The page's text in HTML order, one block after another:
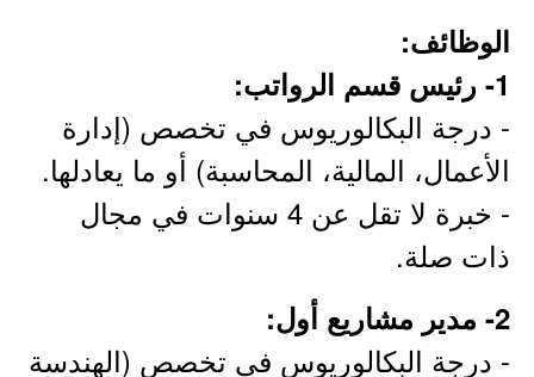
الوظائف:
1- رئيس قسم الرواتب:
- درجة البكالوريوس في تخصص (إدارة
الأعمال، المالية، المحاسبة) أو ما يعادلها.
- خبرة لا تقل عن 4 سنوات في مجال
ذات صلة.
2- مدير مشاريع أول:
- درجة البكالوريوس في تخصص (الهندسة